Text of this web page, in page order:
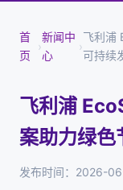
首
页
›
新闻中
心
›
飞利浦
可持续
飞利浦
案助力绿色
发布时间：2026-